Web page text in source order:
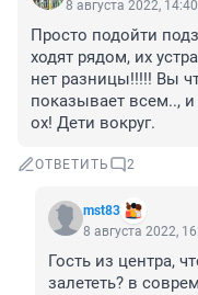
8 августа 2022, 14:40
Просто подойти
ходят рядом, их
нет разницы!!!!! Вы
показывает всем..,
ох! Дети вокруг.
ОТВЕТИТЬ 2
mst83
8 августа 2022,
Гость из центра,
залететь? в